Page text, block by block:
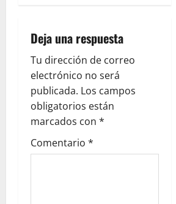
v
i
g
a
t
Deja una respuesta
Tu dirección de correo
electrónico no será
publicada. Los campos
obligatorios están
marcados con *
Comentario *